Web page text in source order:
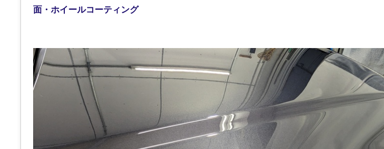
面・ホイールコーティング